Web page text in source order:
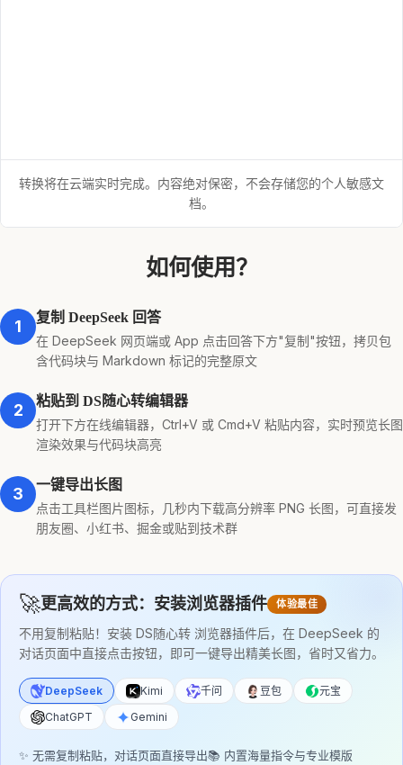
转换将在云端实时完成。内容绝对保密，不会存储您的个人敏感文
档。
如何使用？
1
复制 DeepSeek 回答
在 DeepSeek 网页端或 App 点击回答下方"复制"按钮，拷贝包
含代码块与 Markdown 标记的完整原文
2
粘贴到 DS随心转编辑器
打开下方在线编辑器，Ctrl+V 或 Cmd+V 粘贴内容，实时预览长图
渲染效果与代码块高亮
3
一键导出长图
点击工具栏图片图标，几秒内下载高分辨率 PNG 长图，可直接发
朋友圈、小红书、掘金或贴到技术群
🚀更高效的方式：安装浏览器插件 体验最佳
不用复制粘贴！安装 DS随心转 浏览器插件后，在 DeepSeek 的
对话页面中直接点击按钮，即可一键导出精美长图，省时又省力。
DeepSeek Kimi 千问 豆包
元宝
ChatGPT
Gemini
✨ 无需复制粘贴，对话页面直接导出📚 内置海量指令与专业模版